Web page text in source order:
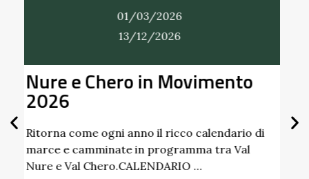
di
01/03/2026
31/12/2026
Alla Scoperta dei Profumi del
Giardino del Castello di
Pallavicino
Scopri i profumi inaspettati di erbe e frutti